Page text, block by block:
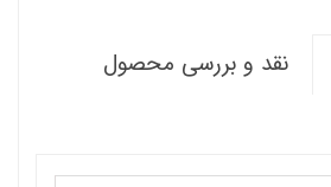
نقد و بررسی محصول